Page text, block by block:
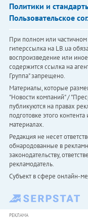
Политики и
Пользовательское
При полном или
гиперссылка на LB.ua
воспроизведение или
содержится ссылка на
Группа" запрещено.
Материалы, которые
"Новости компаний" /
публикуются на правах
подготовке этого
материалах.
Редакция не несет
обнародованные в
законодательству,
рекламодатель.
Субъект в сфере онлайн-
РЕКЛАМА